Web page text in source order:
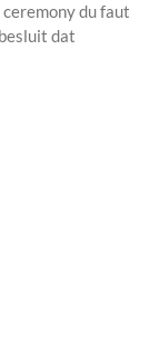
ceremony du faut
dat